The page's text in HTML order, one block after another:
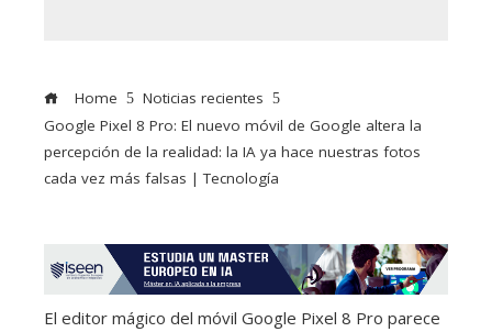
Home
Noticias recientes
Google Pixel 8 Pro: El nuevo móvil de Google altera la
percepción de la realidad: la IA ya hace nuestras fotos
cada vez más falsas | Tecnología
El editor mágico del móvil Google Pixel 8 Pro parece